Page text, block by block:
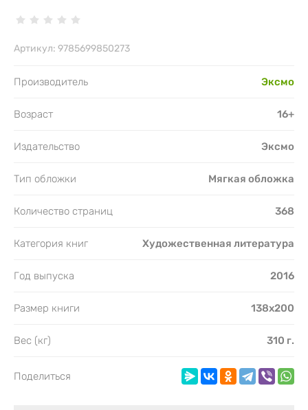
Артикул: 9785699850273
Производитель Эксмо
Возраст 16+
Издательство Эксмо
Тип обложки Мягкая обложка
Количество страниц 368
Категория книг Художественная литература
Год выпуска 2016
Размер книги 138х200
Вес (кг) 310 г.
Поделиться